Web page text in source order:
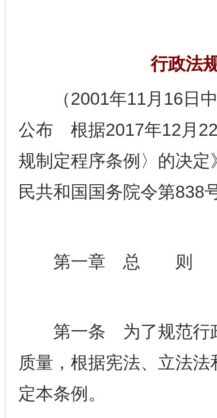
行政法
（2001年11月16日中
公布 根据2017年12月
规制定程序条例〉的决
民共和国国务院令第838
第一章 总 则
第一条 为了规范行政
质量，根据宪法、立法
定本条例。